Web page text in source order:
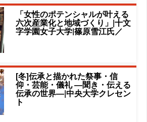
「女性のポテンシャルが叶える
六次産業化と地域づくり」|十文
字学園女子大学|篠原雪江氏／
[冬]伝承と描かれた祭事・信
仰・芸能・儀礼 ―聞き・伝える
伝承の世界―|中央大学クレセン
ト